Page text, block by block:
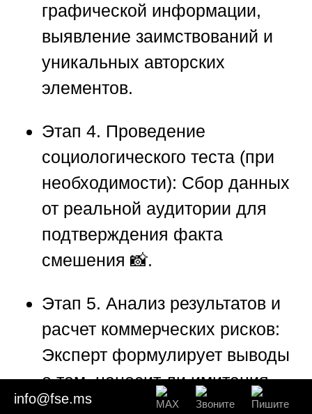
графической информации,
выявление заимствований и
уникальных авторских
элементов.
Этап 4. Проведение
социологического теста (при
необходимости): Сбор данных
от реальной аудитории для
подтверждения факта
смешения 📸.
Этап 5. Анализ результатов и
расчет коммерческих рисков:
Эксперт формулирует выводы
о том, наносит ли имитация
ущерб продажам
info@fse.ms